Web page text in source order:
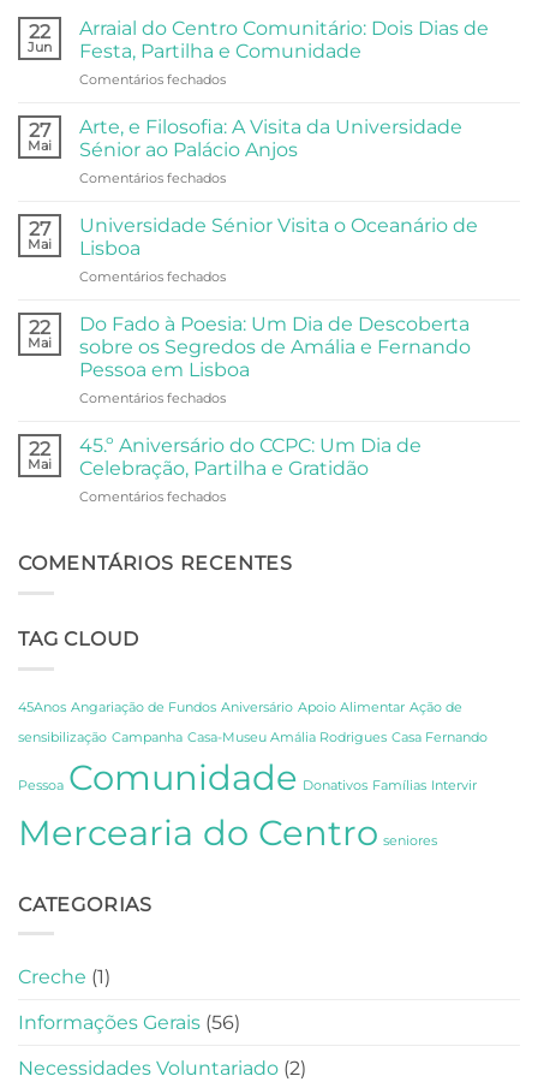
22
Jun
Arraial do Centro Comunitário: Dois Dias de
Festa, Partilha e Comunidade
Comentários fechadosem
do
Centro
Comunitário:
Dois
de
e
27
Mai
Arte, e Filosofia: A Visita da Universidade
Sénior ao Palácio Anjos
Comentários fechadosem
e
Visita
Universidade
Sénior
Palácio
Anjos
27
Mai
Universidade Sénior Visita o Oceanário de
Lisboa
Comentários fechadosem
Sénior
Visita
o
Oceanário
de
22
Mai
Do Fado à Poesia: Um Dia de Descoberta
sobre os Segredos de Amália e Fernando
Pessoa em Lisboa
Comentários fechadosem
Fado
à
Poesia:
Um
Descoberta
Fernando
em
Lisboa
22
Mai
45.º Aniversário do CCPC: Um Dia de
Celebração, Partilha e Gratidão
Comentários fechadosem
do
e
COMENTÁRIOS RECENTES
TAG CLOUD
45Anos Angariação de Fundos Aniversário Apoio Alimentar Ação de
sensibilização Campanha Casa-Museu Amália Rodrigues Casa Fernando
Pessoa Comunidade Donativos Famílias Intervir
Mercearia do Centro seniores
CATEGORIAS
Creche (1)
Informações Gerais (56)
Necessidades Voluntariado (2)